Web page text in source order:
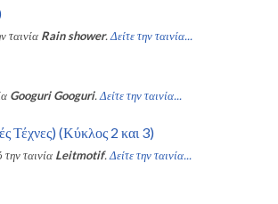
ταινία Rain shower. Δείτε την ταινία...
Googuri Googuri. Δείτε την ταινία...
Τέχνες) (Κύκλος 2 και 3)
την ταινία Leitmotif. Δείτε την ταινία...